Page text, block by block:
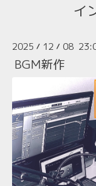
イ
2025 / 12 / 08
BGM新作